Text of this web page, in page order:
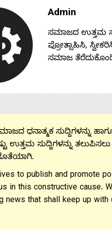
Admin
ಸಮಾಜದ ಉತ್ತಮ
ಪ್ರೋತ್ಸಾಹಿಸಿ,
ಸಮಾಜ
ಧನಾತ್ಮಕ ಸುದ್ದಿಗಳನ್ನು
ಉತ್ತಮ ಸುದ್ದಿಗಳನ್ನು
to publish and promote
in this constructive cause.
news that shall keep up with